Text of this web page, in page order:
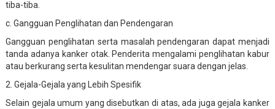
tiba-tiba.
c. Gangguan Penglihatan dan Pendengaran
Gangguan penglihatan serta masalah pendengaran dapat menjadi
tanda adanya kanker otak. Penderita mengalami penglihatan kabur
atau berkurang serta kesulitan mendengar suara dengan jelas.
2. Gejala-Gejala yang Lebih Spesifik
Selain gejala umum yang disebutkan di atas, ada juga gejala kanker